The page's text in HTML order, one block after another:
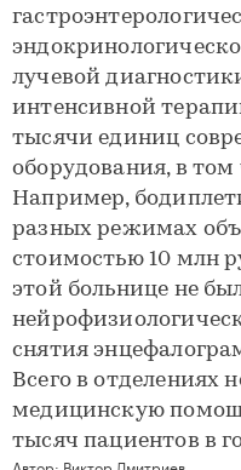
лучевой
интенсивной
тысячи единиц
оборудования, в том
Например,
разных режимах
стоимостью 10 млн
этой больнице не
снятия
Всего в отделениях
медицинскую
тысяч пациентов в